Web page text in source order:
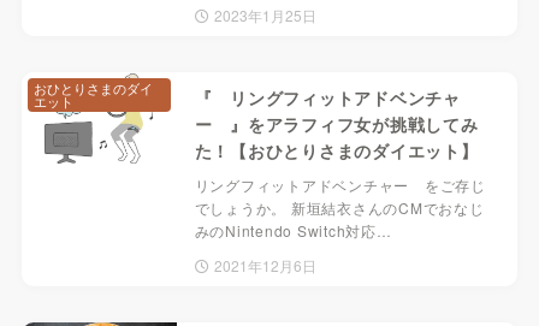
2023年1月25日
『 リングフィットアドベンチャ
ー 』をアラフィフ女が挑戦してみ
た！【おひとりさまのダイエット】
リングフィットアドベンチャー をご存じ
でしょうか。 新垣結衣さんのCMでおなじ
みのNintendo Switch対応…
2021年12月6日
おひとりさまのダイ
エット